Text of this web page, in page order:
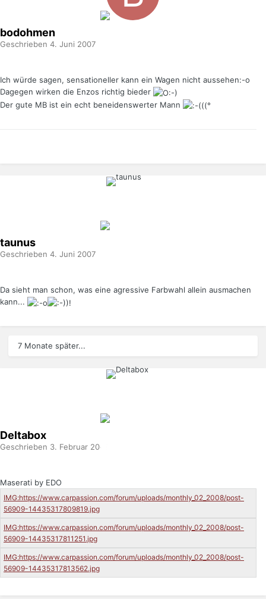
bodohmen
Geschrieben 4. Juni 2007
Ich würde sagen, sensationeller kann ein Wagen nicht aussehen:-o
Dagegen wirken die Enzos richtig bieder
Der gute MB ist ein echt beneidenswerter Mann
taunus
Geschrieben 4. Juni 2007
Da sieht man schon, was eine agressive Farbwahl allein ausmachen
kann...
7 Monate später...
Deltabox
Geschrieben 3. Februar 2008
Maserati by EDO